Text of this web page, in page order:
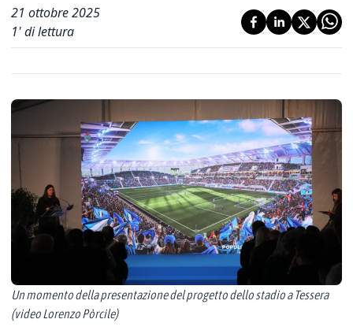
21 ottobre 2025
1' di lettura
Un momento della presentazione del progetto dello stadio a Tessera
(video Lorenzo Pòrcile)